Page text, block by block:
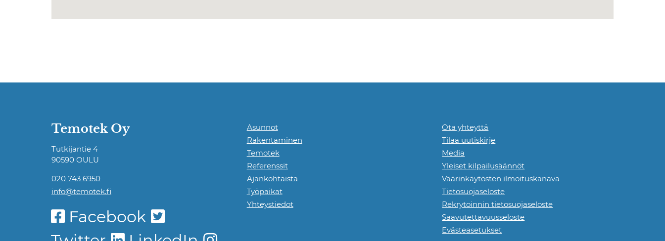
Temotek Oy
Tutkijantie 4
90590 OULU
020 743 6950
info@temotek.fi
Facebook
Asunnot
Rakentaminen
Temotek
Referenssit
Ajankohtaista
Työpaikat
Yhteystiedot
Ota yhteyttä
Tilaa uutiskirje
Media
Yleiset kilpailusäännöt
Väärinkäytösten ilmoituskanava
Tietosuojaseloste
Rekrytoinnin tietosuojaseloste
Saavutettavuusseloste
Evästeasetukset